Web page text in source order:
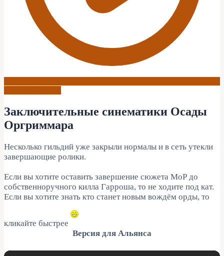
Заключительные синематики Осады
Оргриммара
Несколько гильдий уже закрыли нормалы и в сеть утекли
завершающие ролики.
Если вы хотите оставить завершение сюжета МоР до
собственноручного килла Гарроша, то не ходите под кат.
Если вы хотите знать кто станет новым вождём орды, то
кликайте быстрее
Версия для Альянса